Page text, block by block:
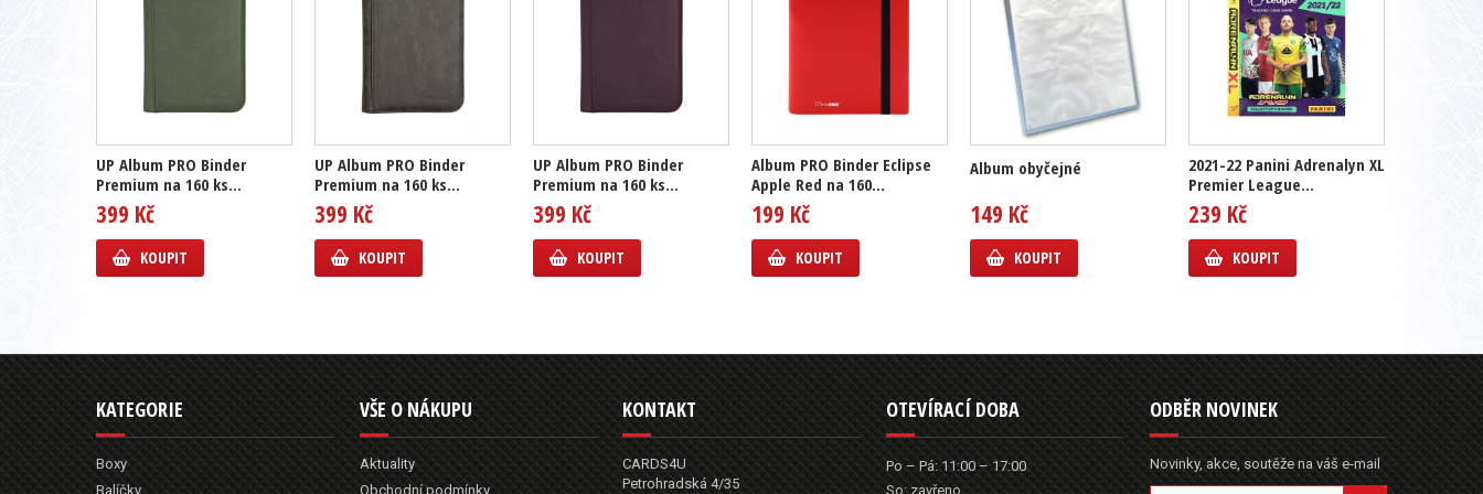
UP Album PRO Binder
Premium na 160 ks...
399 Kč
KOUPIT
UP Album PRO Binder
Premium na 160 ks...
399 Kč
KOUPIT
UP Album PRO Binder
Premium na 160 ks...
399 Kč
KOUPIT
Album PRO Binder Eclipse
Apple Red na 160...
199 Kč
KOUPIT
Album obyčejné
149 Kč
KOUPIT
2021-22 Panini Adrenalyn XL
Premier League...
239 Kč
KOUPIT
KATEGORIE
Boxy
Balíčky
VŠE O NÁKUPU
Aktuality
Obchodní podmínky
KONTAKT
CARDS4U
Petrohradská 4/35
OTEVÍRACÍ DOBA
Po – Pá: 11:00 – 17:00
So: zavřeno
ODBĚR NOVINEK
Novinky, akce, soutěže na váš e-mail